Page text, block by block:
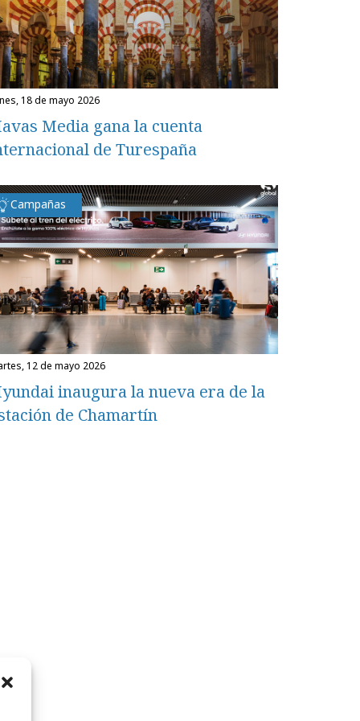
18 de mayo 2026
Media gana la cuenta
de Turespaña
Campañas
12 de mayo 2026
inaugura la nueva era de la
de Chamartín